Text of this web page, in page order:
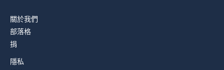
關於我們
部落格
捐
隱私